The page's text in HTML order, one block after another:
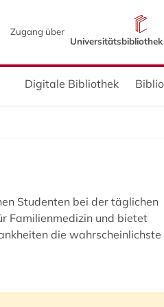
Zugang über
Digitale Bibliothek
Studenten bei der täglichen
Familienmedizin und bietet
die wahrscheinlichste